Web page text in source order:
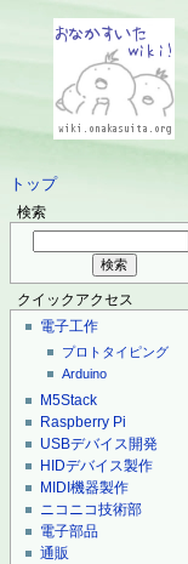
トップ
検索
クイックアクセス
電子工作
プロトタイピング
Arduino
M5Stack
Raspberry Pi
USBデバイス開発
HIDデバイス製作
MIDI機器製作
ニコニコ技術部
電子部品
通販